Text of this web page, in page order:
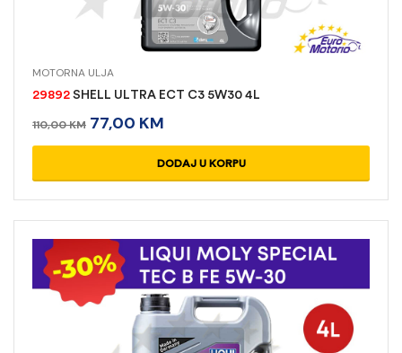
MOTORNA ULJA
29892 SHELL ULTRA ECT C3 5W30 4L
110,00KM 77,00 KM
DODAJ U KORPU